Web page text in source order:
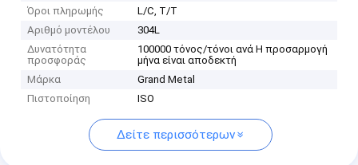
Όροι πληρωμής
L/C, T/T
Αριθμό μοντέλου
304L
Δυνατότητα
προσφοράς
100000 τόνος/τόνοι ανά Η προσαρμογή
μήνα είναι αποδεκτή
Μάρκα
Grand Metal
Πιστοποίηση
ISO
Δείτε περισσότερων